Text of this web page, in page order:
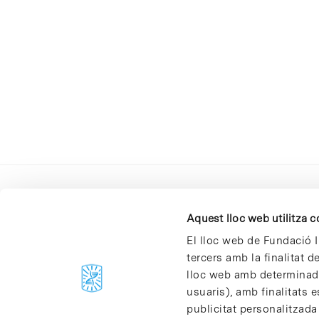
Aquest lloc web utilitza
El lloc web de Fundació
tercers amb la finalitat
lloc web amb
usuaris), amb finalitats
publicitat
C/Baldiri Reixac, 4-12 i 15